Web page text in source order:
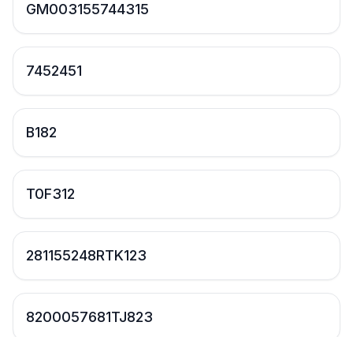
GM003155744315
7452451
B182
T0F312
281155248RTK123
8200057681TJ823